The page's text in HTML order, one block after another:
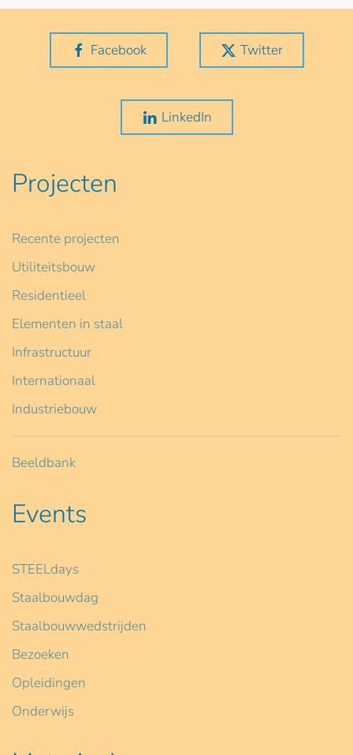
Facebook Twitter
LinkedIn
Projecten
Recente projecten
Utiliteitsbouw
Residentieel
Elementen in staal
Infrastructuur
Internationaal
Industriebouw
Beeldbank
Events
STEELdays
Staalbouwdag
Staalbouwwedstrijden
Bezoeken
Opleidingen
Onderwijs